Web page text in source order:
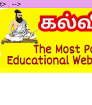
t> -->